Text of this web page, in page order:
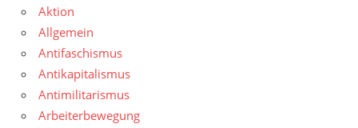
Aktion
Allgemein
Antifaschismus
Antikapitalismus
Antimilitarismus
Arbeiterbewegung